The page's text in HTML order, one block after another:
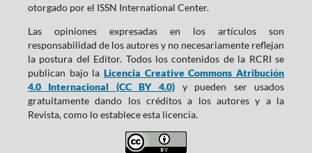
otorgado por el ISSN International Center.
Las opiniones expresadas en los artículos son
responsabilidad de los autores y no necesariamente reflejan
la postura del Editor. Todos los contenidos de la RCRI se
publican bajo la Licencia Creative Commons Atribución
4.0 Internacional (CC BY 4.0) y pueden ser usados
gratuitamente dando los créditos a los autores y a la
Revista, como lo establece esta licencia.